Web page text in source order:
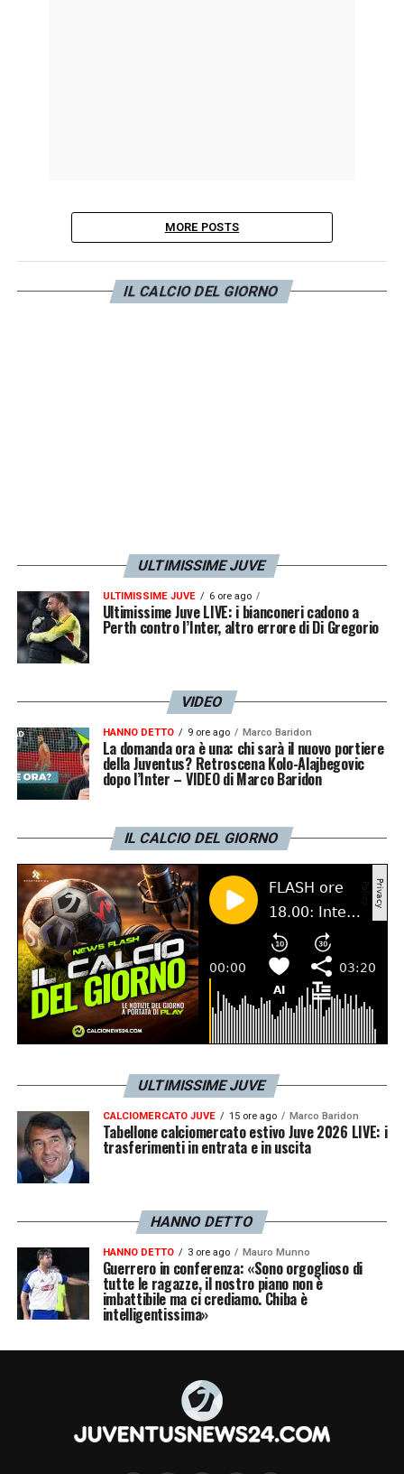
MORE POSTS
IL CALCIO DEL GIORNO
ULTIMISSIME JUVE
ULTIMISSIME JUVE 6 ore ago
Ultimissime Juve LIVE: i bianconeri cadono a
Perth contro l’Inter, altro errore di Di Gregorio
VIDEO
HANNO DETTO 9 ore ago Marco Baridon
La domanda ora è una: chi sarà il nuovo portiere
della Juventus? Retroscena Kolo-Alajbegovic
dopo l’Inter – VIDEO di Marco Baridon
IL CALCIO DEL GIORNO
ULTIMISSIME JUVE
CALCIOMERCATO JUVE 15 ore ago Marco Baridon
Tabellone calciomercato estivo Juve 2026 LIVE: i
trasferimenti in entrata e in uscita
HANNO DETTO
HANNO DETTO 3 ore ago Mauro Munno
Guerrero in conferenza: «Sono orgoglioso di
tutte le ragazze, il nostro piano non è
imbattibile ma ci crediamo. Chiba è
intelligentissima»